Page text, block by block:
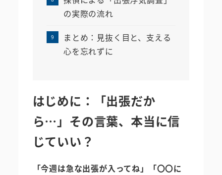
の実際の流れ
まとめ：見抜く目と、支える
心を忘れずに
はじめに：「出張だか
ら…」その言葉、本当に信
じていい？
「今週は急な出張が入ってね」「〇〇に